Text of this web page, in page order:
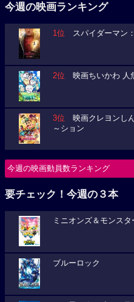
今週の映画ランキング
1位 スパイダーマン
2位 映画ちいかわ 人
3位 映画クレヨンし
～ション
今週の映画動員数ランキング
要チェック！今週の３本
ミニオンズ＆モンスタ
ブルーロック